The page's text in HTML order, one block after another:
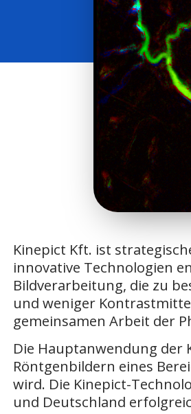
Kinepict Kft. ist
innovative Technologien
Bildverarbeitung, die zu
und weniger
gemeinsamen Arbeit der
Die Hauptanwendung der
Röntgenbildern eines
wird. Die Kinepict-
und Deutschland